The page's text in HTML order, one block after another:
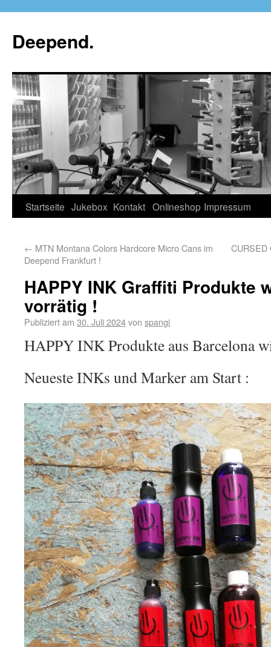
Deepend.
Startseite Jukebox Kontakt Onlineshop Impressum
← MTN Montana Colors Hardcore Micro Cans im
Deepend Frankfurt !
CURSED
HAPPY INK Graffiti Produkte
vorrätig !
Publiziert am 30. Juli 2024von spangi
HAPPY INK Produkte aus Barcelona
Neueste INKs und Marker am Start :